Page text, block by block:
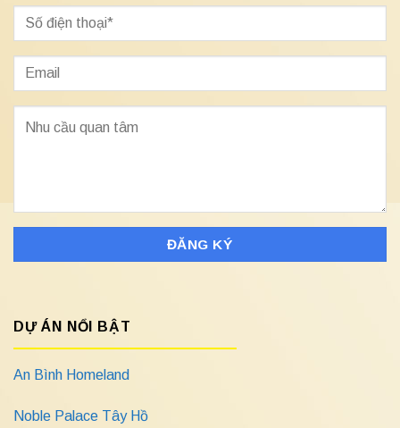
DỰ ÁN NỔI BẬT
An Bình Homeland
Noble Palace Tây Hồ